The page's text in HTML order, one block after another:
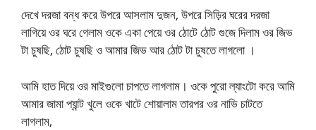
দেখে দরজা বন্ধ করে উপরে আসলাম দুজন, উপরে সিড়ির ঘরের দরজা
লাগিয়ে ওর ঘরে গেলাম ওকে একা পেয়ে ওর ঠোটে ঠোট গুজে দিলাম ওর জিভ
টা চুষছি, ঠোট চুষছি ও আমার জিভ আর ঠোট টা চুষতে লাগলো ।
আমি হাত দিয়ে ওর মাইগুলো চাপতে লাগলাম। ওকে পুরো ল্যাংটো করে আমি
আমার জামা প্যান্ট খুলে ওকে খাটে শোয়ালাম তারপর ওর নাভি চাটতে
লাগলাম,